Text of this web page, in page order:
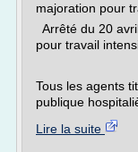
majoration pour
Arrêté du 20
pour travail
Tous les agents
publique
Lire la suite